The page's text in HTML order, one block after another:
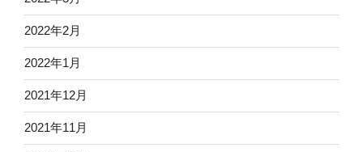
2022年2月
2022年1月
2021年12月
2021年11月